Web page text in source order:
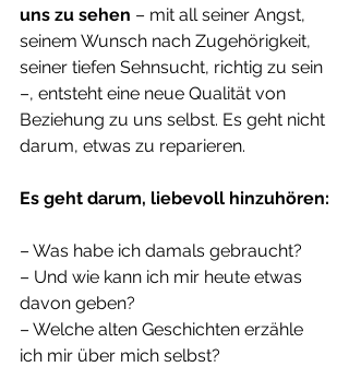
uns zu sehen – mit all seiner Angst,
seinem Wunsch nach Zugehörigkeit,
seiner tiefen Sehnsucht, richtig zu sein
–, entsteht eine neue Qualität von
Beziehung zu uns selbst. Es geht nicht
darum, etwas zu reparieren.
Es geht darum, liebevoll hinzuhören:
– Was habe ich damals gebraucht?
– Und wie kann ich mir heute etwas
davon geben?
– Welche alten Geschichten erzähle
ich mir über mich selbst?